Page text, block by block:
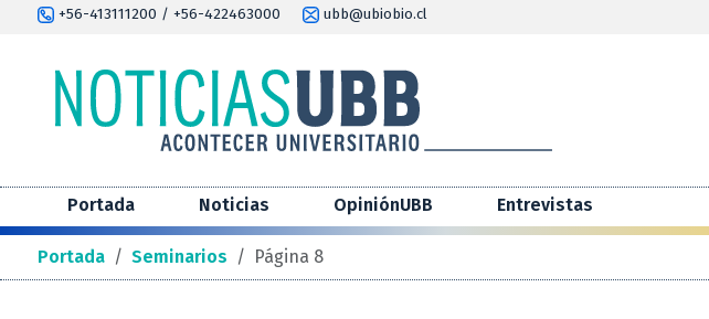
+56-413111200 / +56-422463000 ubb@ubiobio.cl
Portada Noticias OpiniónUBB Entrevistas
Portada / Seminarios / Página 8